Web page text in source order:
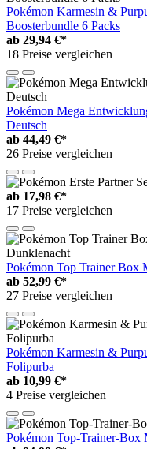
Pokémon Karmesin &
Boosterbundle 6 Packs
ab 29,94 €*
18 Preise vergleichen
Pokémon Mega
Deutsch
ab 44,49 €*
26 Preise vergleichen
ab 17,98 €*
17 Preise vergleichen
Pokémon Top Trainer Box
ab 52,99 €*
27 Preise vergleichen
Pokémon Karmesin &
Folipurba
ab 10,99 €*
4 Preise vergleichen
Pokémon Top-Trainer-Box